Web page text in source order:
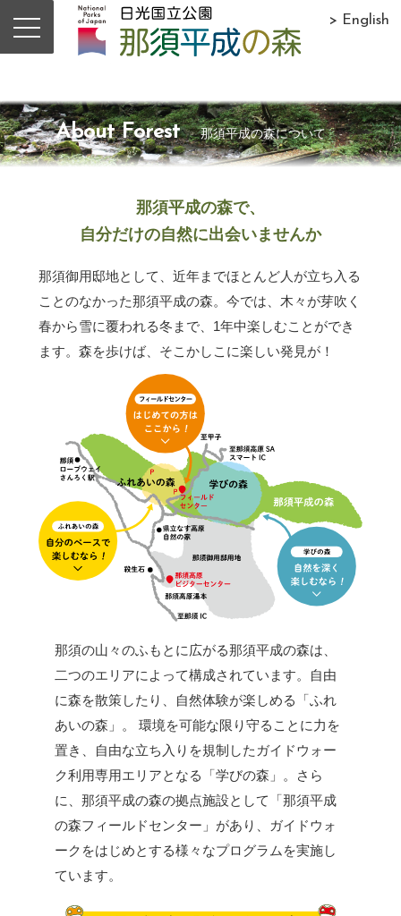
> English
About Forest 那須平成の森について
那須平成の森で、
自分だけの自然に出会いませんか
那須御用邸地として、近年までほとんど人が立ち入る
ことのなかった那須平成の森。今では、木々が芽吹く
春から雪に覆われる冬まで、1年中楽しむことができ
ます。森を歩けば、そこかしこに楽しい発見が！
那須の山々のふもとに広がる那須平成の森は、
二つのエリアによって構成されています。自由
に森を散策したり、自然体験が楽しめる「ふれ
あいの森」。 環境を可能な限り守ることに力を
置き、自由な立ち入りを規制したガイドウォー
ク利用専用エリアとなる「学びの森」。さら
に、那須平成の森の拠点施設として「那須平成
の森フィールドセンター」があり、ガイドウォ
ークをはじめとする様々なプログラムを実施し
ています。